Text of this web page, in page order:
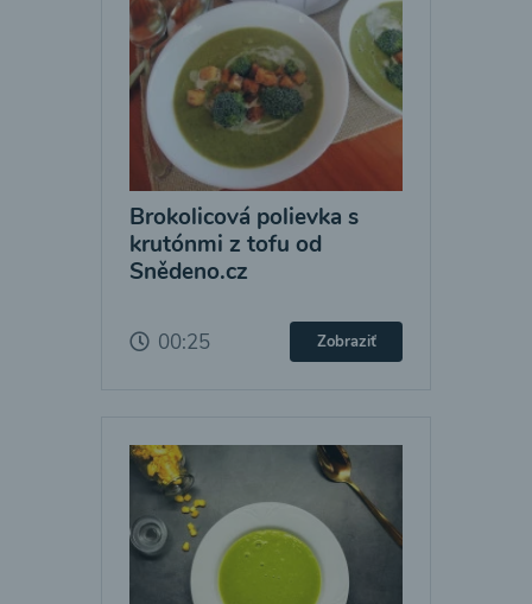
Brokolicová polievka s
krutónmi z tofu od
Snědeno.cz
00:25 Zobraziť